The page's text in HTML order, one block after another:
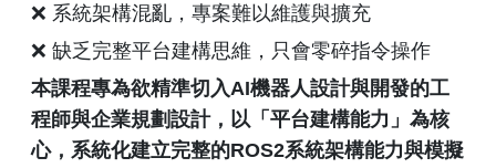
❌ 系統架構混亂，專案難以維護與擴充
❌ 缺乏完整平台建構思維，只會零碎指令操作
本課程專為欲精準切入AI機器人設計與開發的工
程師與企業規劃設計，以「平台建構能力」為核
心，系統化建立完整的ROS2系統架構能力與模擬